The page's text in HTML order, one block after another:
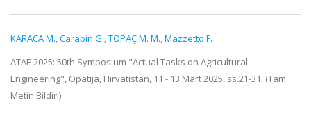
KARACA M.,Carabin G.,TOPAÇ M. M.,Mazzetto F.
ATAE 2025: 50th Symposium "Actual Tasks on Agricultural
Engineering", Opatija, Hırvatistan, 11 - 13 Mart 2025, ss.21-31, (Tam
Metin Bildiri)